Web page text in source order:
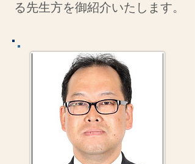
る先生方を御紹介いたします。